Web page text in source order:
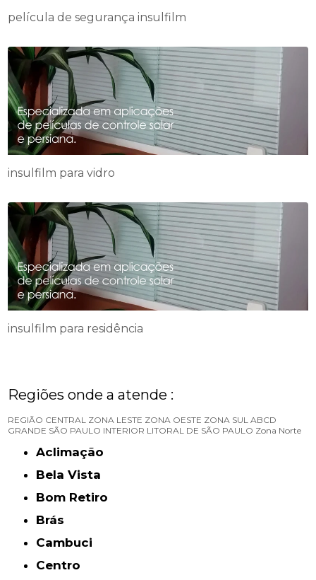
película de segurança insulfilm
insulfilm para vidro
insulfilm para residência
Regiões onde a atende :
REGIÃO CENTRAL ZONA LESTE ZONA OESTE ZONA SUL ABCD
GRANDE SÃO PAULO INTERIOR LITORAL DE SÃO PAULO Zona Norte
Aclimação
Bela Vista
Bom Retiro
Brás
Cambuci
Centro